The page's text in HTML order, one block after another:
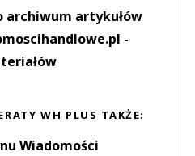
archiwum artykułów
-
WH PLUS TAKŻE:
Wiadomości